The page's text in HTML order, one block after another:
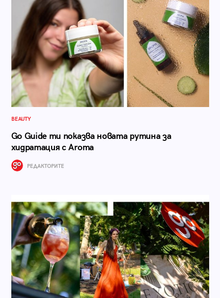
BEAUTY
Go Guide ти показва новата рутина за
хидратация с Aroma
РЕДАКТОРИТЕ